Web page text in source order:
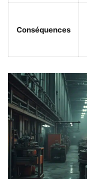
Conséquences